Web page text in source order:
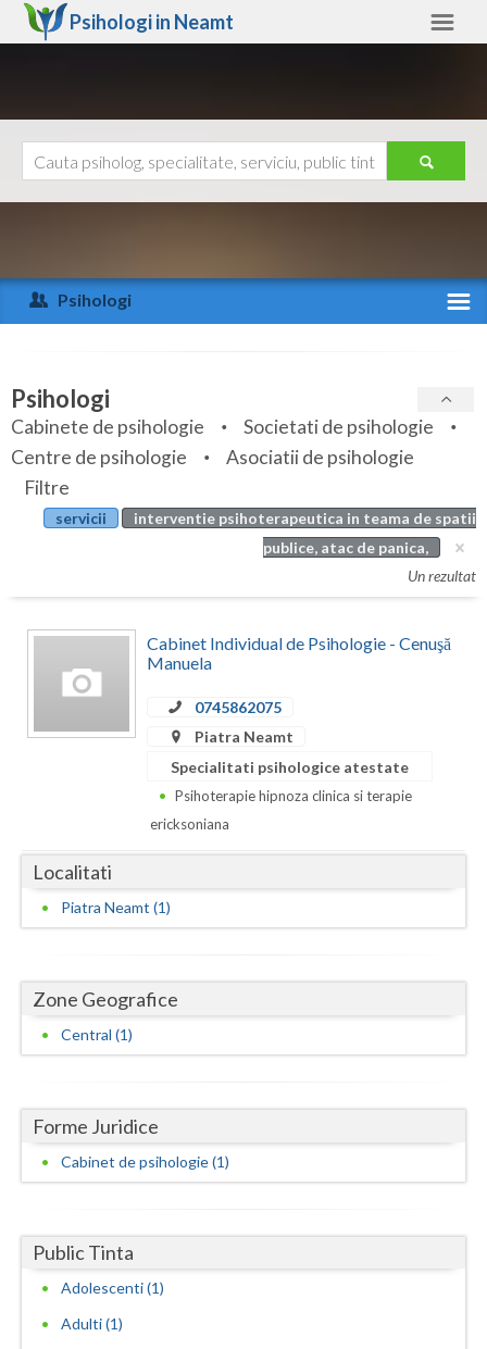
Psihologi in Neamt
Arad
Arges
Bihor
Bistrita-Nasaud
Botosani
Bucuresti
Buzau
Covasna
Dambovita
Dolj
Galati
Gorj
Harghita
Ialomita
Iasi
Ilfov
Ajutor
Psihologi
Specialitati
Servicii
Articole
Evenimente
Psihologi
Cabinete de psihologie
Societati de psihologie
Centre de psihologie
Asociatii de psihologie
Filtre
servicii
interventie psihoterapeutica in teama de spatii
publice, atac de panica,
Un rezultat
Cabinet Individual de Psihologie - Cenuşă
Manuela
0745862075
Piatra Neamt
Specialitati psihologice atestate
Psihoterapie hipnoza clinica si terapie
ericksoniana
Localitati
Piatra Neamt (1)
Zone Geografice
Central (1)
Forme Juridice
Cabinet de psihologie (1)
Public Tinta
Adolescenti (1)
Adulti (1)